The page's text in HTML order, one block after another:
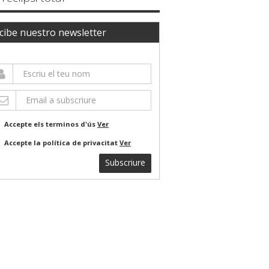
nuestro newsletter
Accepte els terminos d'ús Ver
Accepte la política de privacitat Ver
Subscriure